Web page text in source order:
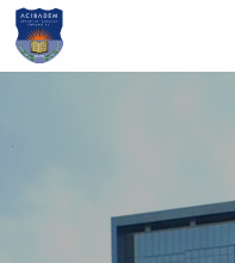
Ana
içeriğe
atla